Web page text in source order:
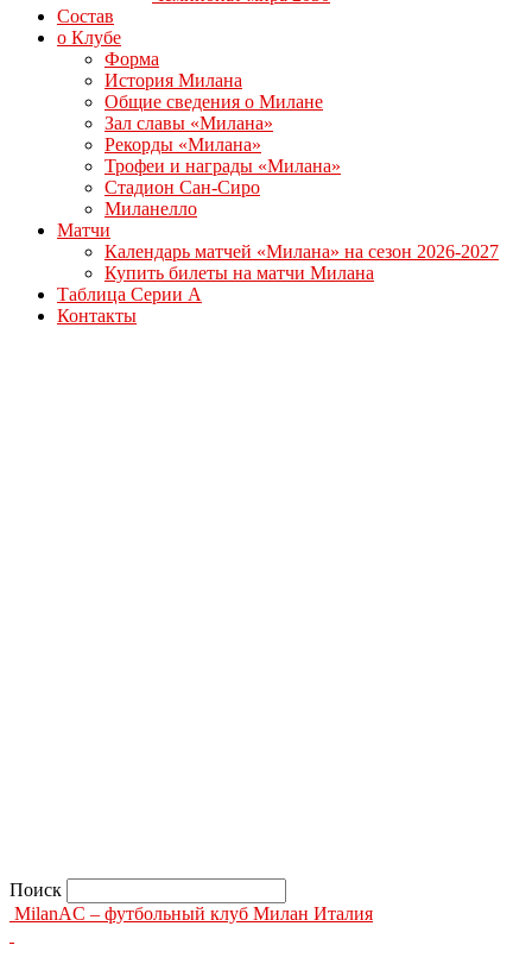
Состав
о Клубе
Форма
История Милана
Общие сведения о Милане
Зал славы «Милана»
Рекорды «Милана»
Трофеи и награды «Милана»
Стадион Сан-Сиро
Миланелло
Матчи
Календарь матчей «Милана» на сезон 2026-2027
Купить билеты на матчи Милана
Таблица Серии А
Контакты
Поиск
MilanAC – футбольный клуб Милан Италия